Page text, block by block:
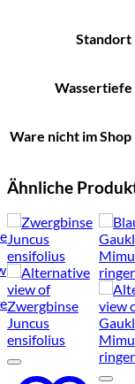
Standort
Wassertiefe
Ware nicht im
Ähnliche